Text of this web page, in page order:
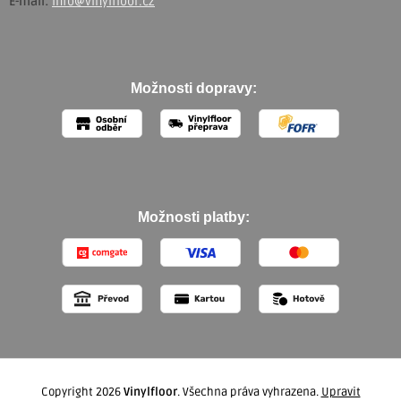
Možnosti dopravy:
Možnosti platby:
Copyright 2026Vinylfloor. Všechna práva vyhrazena. Upravit